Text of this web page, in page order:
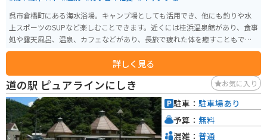
呉市倉橋町にある海水浴場。キャンプ場としても活用でき、他にも釣りや水
上スポーツのSUPなど楽しむことできます。近くには桂浜温泉館があり、食事
処や露天風呂、温泉、カフェなどがあり、長旅で疲れた体を癒すこともで
き、お一人様、恋人同士、家族連れなど多くの方でも楽しめるスポットです。
詳しく見る
道の駅 ピュアラインにしき お気に入り
駐車： 駐車場あり
予算： 無料
混雑： 普通